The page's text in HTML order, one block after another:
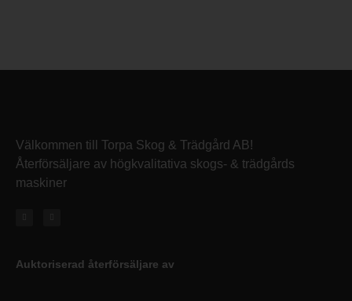
Välkommen till Torpa Skog & Trädgård AB!
Återförsäljare av högkvalitativa skogs- & trädgårds
maskiner
Auktoriserad återförsäljare av